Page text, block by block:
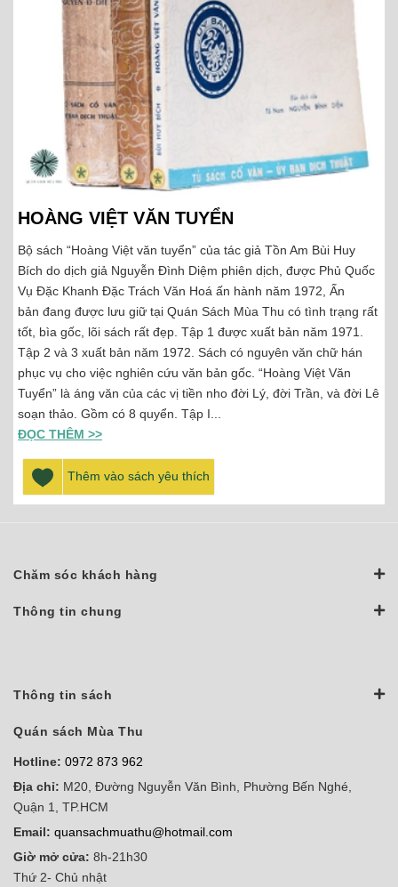
HOÀNG VIỆT VĂN TUYỂN
Bộ sách “Hoàng Việt văn tuyển” của tác giả Tồn Am Bùi Huy
Bích do dịch giả Nguyễn Đình Diệm phiên dịch, được Phủ Quốc
Vụ Đặc Khanh Đặc Trách Văn Hoá ấn hành năm 1972, Ấn
bản đang được lưu giữ tại Quán Sách Mùa Thu có tình trạng rất
tốt, bìa gốc, lõi sách rất đẹp. Tập 1 được xuất bản năm 1971.
Tập 2 và 3 xuất bản năm 1972. Sách có nguyên văn chữ hán
phục vụ cho việc nghiên cứu văn bản gốc. “Hoàng Việt Văn
Tuyển” là áng văn của các vị tiền nho đời Lý, đời Trần, và đời Lê
soạn thảo. Gồm có 8 quyển. Tập I...
ĐỌC THÊM >>
Thêm vào sách yêu thích
Chăm sóc khách hàng
Thông tin chung
Thông tin sách
Quán sách Mùa Thu
Hotline: 0972 873 962
Địa chỉ: M20, Đường Nguyễn Văn Bình, Phường Bến Nghé,
Quận 1, TP.HCM
Email: quansachmuathu@hotmail.com
Giờ mở cửa: 8h-21h30
Thứ 2- Chủ nhật